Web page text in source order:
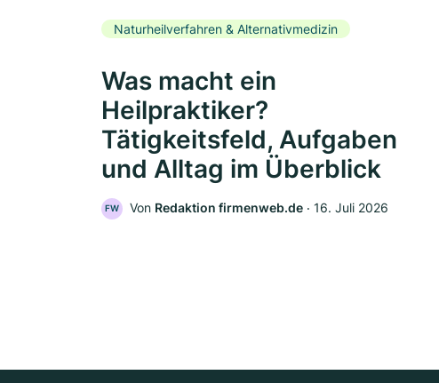
Naturheilverfahren & Alternativmedizin
Was macht ein
Heilpraktiker?
Tätigkeitsfeld, Aufgaben
und Alltag im Überblick
FW Von Redaktion firmenweb.de ‧ 16. Juli 2026